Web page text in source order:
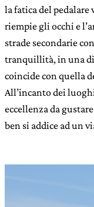
la fatica del pedalare
riempie gli occhi e
strade secondarie
tranquillità, in una
coincide con quella
All’incanto dei
eccellenza da
ben si addice ad un